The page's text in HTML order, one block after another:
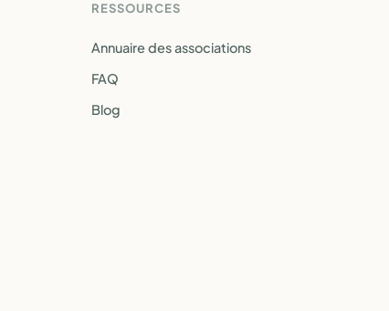
RESSOURCES
Annuaire des associations
FAQ
Blog